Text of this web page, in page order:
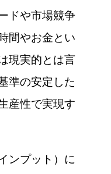
ドや市場競争
間やお金とい
現実的とは言
準の安定した
産性で実現す
ンプット）に